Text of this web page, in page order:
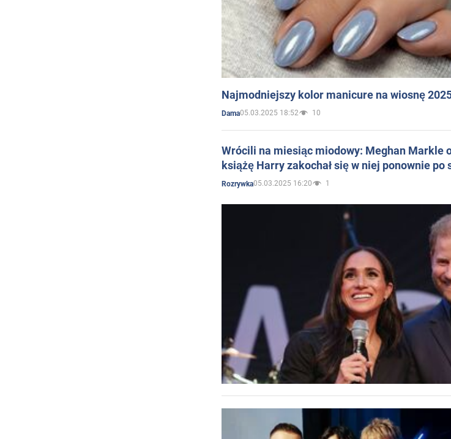
Najmodniejszy kolor manicure na wiosnę
Dama05.03.2025 18:52 10
Wrócili na miesiąc miodowy: Meghan Markle
książę Harry zakochał się w niej ponownie po
Rozrywka05.03.2025 16:20 1